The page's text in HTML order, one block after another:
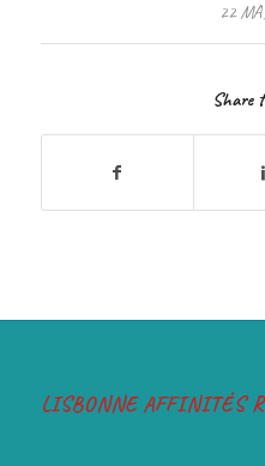
22
Share
LISBONNE AFFINITÉS